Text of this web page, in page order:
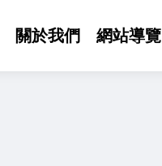
關於我們 網站導覽